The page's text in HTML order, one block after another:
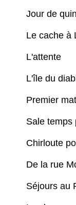
Jour de
Le cache à
L'attente
L'île du
Premier
Sale temps
Chirloute
De la rue
Séjours au